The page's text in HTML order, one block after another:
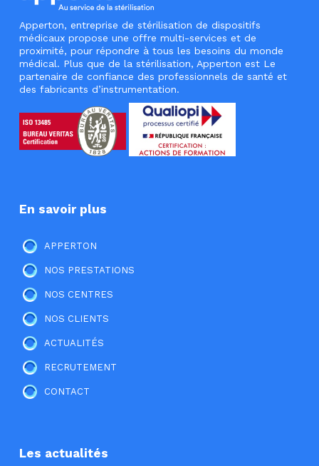
Apperton, entreprise de stérilisation de dispositifs
médicaux propose une offre multi-services et de
proximité, pour répondre à tous les besoins du monde
médical. Plus que de la stérilisation, Apperton est Le
partenaire de confiance des professionnels de santé et
des fabricants d’instrumentation.
En savoir plus
APPERTON
NOS PRESTATIONS
NOS CENTRES
NOS CLIENTS
ACTUALITÉS
RECRUTEMENT
CONTACT
Les actualités